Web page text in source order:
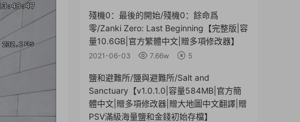
殘機0：最後的開始/殘機0：餘命爲
零/Zanki Zero: Last Beginning【完整版|容
量10.6GB|官方繁體中文|贈多項修改器】
2021-06-03 7.66w 5
鹽和避難所/鹽與避難所/Salt and
Sanctuary【v1.0.1.0|容量584MB|官方簡
體中文|贈多項修改器|贈大地圖中文翻譯|贈
PSV滿級海量鹽和金錢初始存檔】